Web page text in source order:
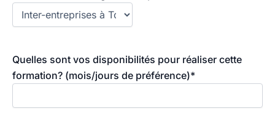
Quelles sont vos disponibilités pour réaliser cette
formation? (mois/jours de préférence)*